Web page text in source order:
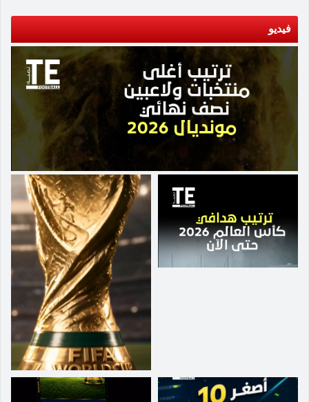
المواجهة بمعنويات مرتفعة بعدما حصد ثلاث نقاط
دون رد في اللقاء الذي أُقيم على استاد برج العرب
بالإسكندرية، وهو الانتصار الذي عزز من ثقة اللاعبين
قبل مواجهة زد. ويتطلع الجهاز الفني لمواصلة النتائج
الإيجابية والحفاظ على نسق الانتصارات، في ظل
أهمية المرحلة الحالية من عمر المسابقة.
فيديو